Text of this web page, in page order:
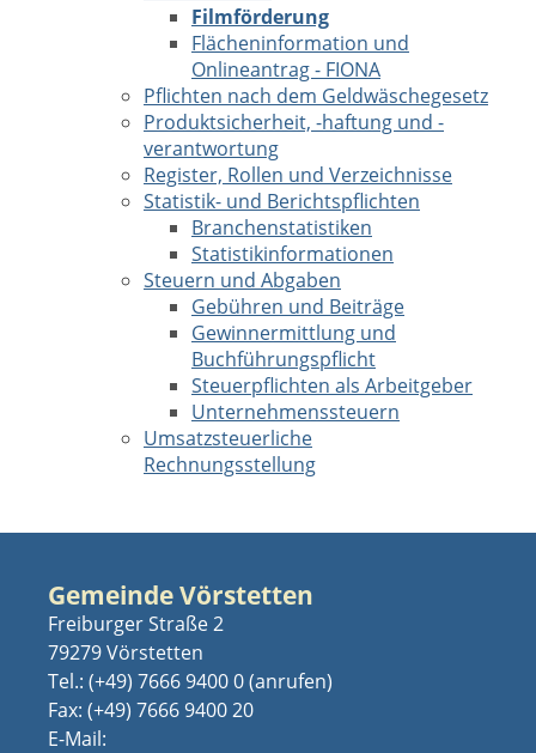
Filmförderung
Flächeninformation und
Onlineantrag - FIONA
Pflichten nach dem Geldwäschegesetz
Produktsicherheit, -haftung und -
verantwortung
Register, Rollen und Verzeichnisse
Statistik- und Berichtspflichten
Branchenstatistiken
Statistikinformationen
Steuern und Abgaben
Gebühren und Beiträge
Gewinnermittlung und
Buchführungspflicht
Steuerpflichten als Arbeitgeber
Unternehmenssteuern
Umsatzsteuerliche
Rechnungsstellung
Gemeinde Vörstetten
Freiburger Straße 2
79279 Vörstetten
Tel.: (+49) 7666 9400 0
Fax: (+49) 7666 9400 20
E-Mail: